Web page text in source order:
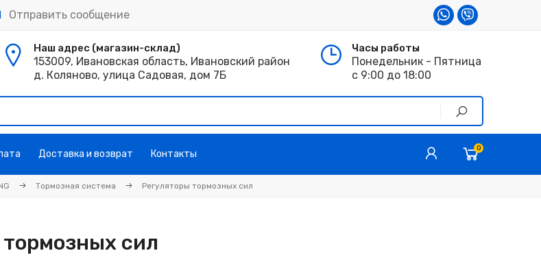
Отправить сообщение
Наш адрес (магазин-склад)
153009, Ивановская область, Ивановский район
д. Коляново, улица Садовая, дом 7Б
Часы работы
Понедельник - Пятница
с 9:00 до 18:00
Доставка и возврат Контакты 0
Тормозная система Регуляторы тормозных сил
сил